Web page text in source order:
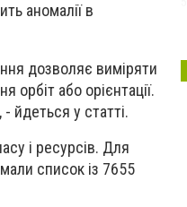
аномалії в
дозволяє виміряти
орбіт або орієнтації.
йдеться у статті.
і ресурсів. Для
список із 7655